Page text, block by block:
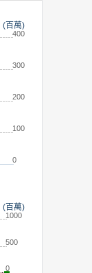
(百萬)
0
100
200
300
400
(百萬)
0
500
1000